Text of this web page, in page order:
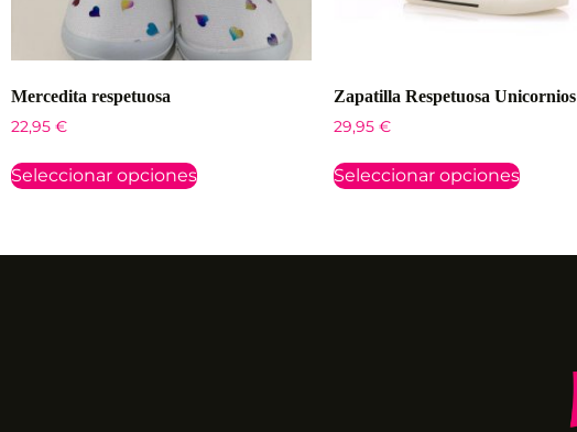
Mercedita respetuosa
22,95 €
Seleccionar opciones
Zapatilla Respetuosa Unicornios
29,95 €
Seleccionar opciones